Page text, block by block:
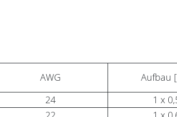
AWG Aufbau
24 1 x